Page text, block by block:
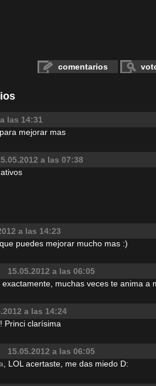
comentarios
las 14:31
mejorar mas
a las 07:38
a las 14:23
puedes mejorar mucho mas :)
15.05.2012 a las 06:05
, exactamente, muchas veces te anima a
a las 14:24
Princi clarísima
15.05.2012 a las 06:05
, LOL acertaste, me das miedo D: